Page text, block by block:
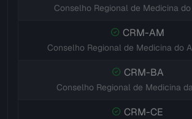
Conselho Regional de Medicina
CRM-AM
Conselho Regional de Medicina do
CRM-BA
Conselho Regional de Medicina
CRM-CE